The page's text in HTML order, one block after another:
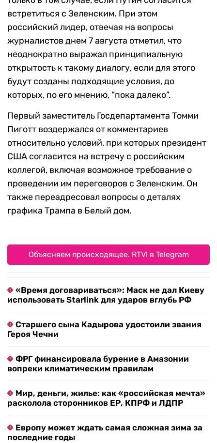
встретиться с Зеленским. При этом
российский лидер, отвечая на вопросы
журналистов днем 7 августа отметил, что
неоднократно выражал принципиальную
открытость к такому диалогу, если для этого
будут созданы подходящие условия, до
которых, по его мнению, “пока далеко”.
Первый заместитель Госдепартамента Томми
Пиготт воздержался от комментариев
относительно условий, при которых президент
США согласится на встречу с российским
коллегой, включая возможное требование о
проведении им переговоров с Зеленским. Он
также переадресовал вопросы о деталях
графика Трампа в Белый дом.
Объясняем происходящее. RTVI в Telegram
«Время договариваться»: Маск не дал Киеву
использовать Starlink для ударов вглубь РФ
Старшего сына Кадырова удостоили звания
Героя Чечни
ФРГ финансировала бурение в Амазонии
вопреки климатическим правилам
Мир, деньги, жилье: как «российская мечта»
расколола сторонников ЕР, КПРФ и ЛДПР
Европу может ждать самая сложная зима за
последние годы